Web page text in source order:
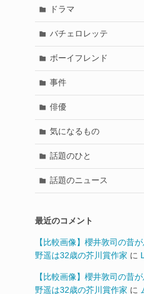
ドラマ
バチェロレッテ
ボーイフレンド
事件
俳優
気になるもの
話題のひと
話題のニュース
最近のコメント
【比較画像】櫻井敦司の昔
野遥は32歳の芥川賞作家 に
【比較画像】櫻井敦司の昔
野遥は32歳の芥川賞作家 に